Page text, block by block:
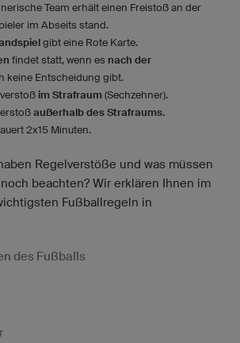
Team erhält einen Freistoß an der
im Abseits stand.
gibt eine Rote Karte.
findet statt, wenn es nach der
keine Entscheidung gibt.
im Strafraum (Sechzehner).
außerhalb des Strafraums.
2x15 Minuten.
Regelverstöße und was müssen
beachten? Wir erklären Ihnen im
Fußballregeln in
des Fußballs